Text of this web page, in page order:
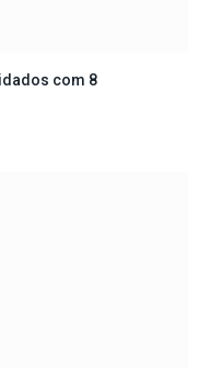
com 8